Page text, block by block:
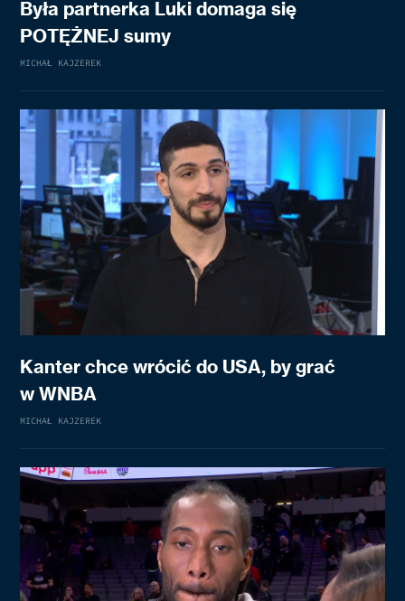
Była partnerka Luki domaga się
POTĘŻNEJ sumy
MICHAŁ KAJZEREK
Kanter chce wrócić do USA, by grać
w WNBA
MICHAŁ KAJZEREK